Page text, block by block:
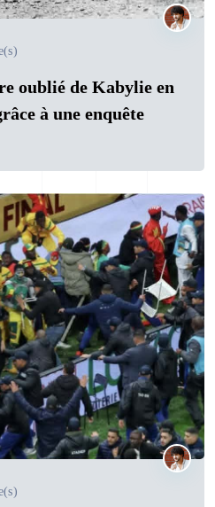
oublié de Kabylie en
à une enquête